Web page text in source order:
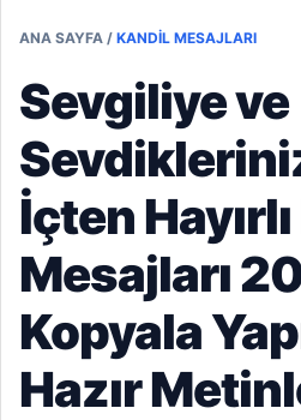
ANA SAYFA / KANDIL MESAJLARI
Sevgiliye ve
İçten
Mesajları
Kopyala
Hazır